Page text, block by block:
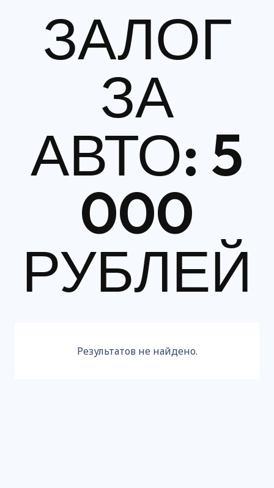
ЗАЛОГ
ЗА
АВТО: 5
000
РУБЛЕЙ
Результатов не найдено.